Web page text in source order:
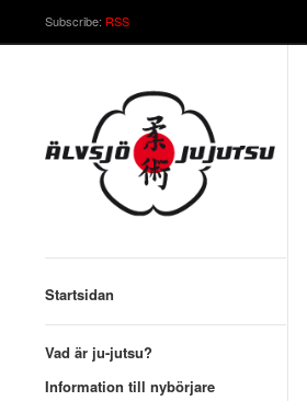
Subscribe: RSS
Startsidan
Vad är ju-jutsu?
Information till nybörjare